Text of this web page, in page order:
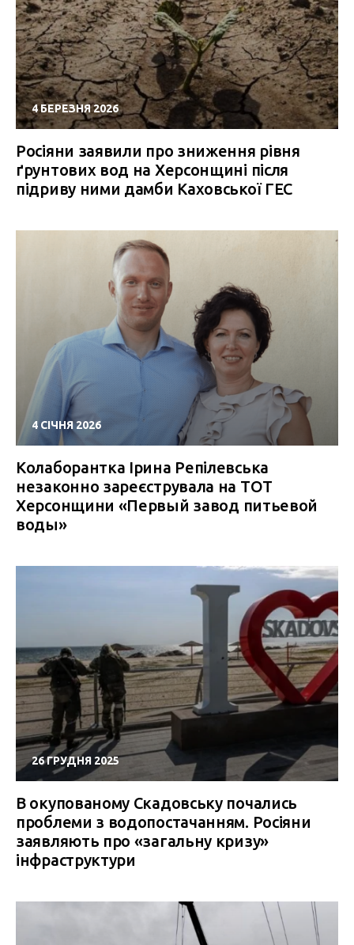
4 БЕРЕЗНЯ 2026
Росіяни заявили про зниження рівня
ґрунтових вод на Херсонщині після
підриву ними дамби Каховської ГЕС
4 СІЧНЯ 2026
Колаборантка Ірина Репілевська
незаконно зареєструвала на ТОТ
Херсонщини «Первый завод питьевой
воды»
26 ГРУДНЯ 2025
В окупованому Скадовську почались
проблеми з водопостачанням. Росіяни
заявляють про «загальну кризу»
інфраструктури